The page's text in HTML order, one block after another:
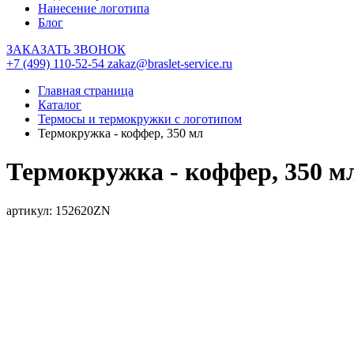
Нанесение логотипа
Блог
ЗАКАЗАТЬ ЗВОНОК
+7 (499) 110-52-54 zakaz@braslet-service.ru
Главная страница
Каталог
Термосы и термокружки с логотипом
Термокружка - коффер, 350 мл
Термокружка - коффер, 350
артикул: 152620ZN